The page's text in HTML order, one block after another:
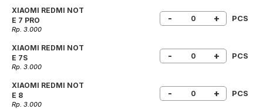
XIAOMI REDMI NOT
E 7 PRO
Rp. 3.000
- + PCS
XIAOMI REDMI NOT
E 7S
Rp. 3.000
- + PCS
XIAOMI REDMI NOT
E 8
Rp. 3.000
- + PCS